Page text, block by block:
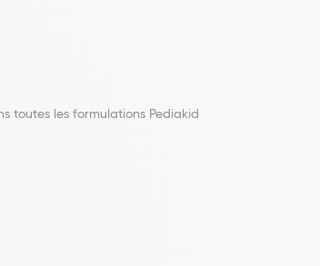
toutes les formulations Pediakid